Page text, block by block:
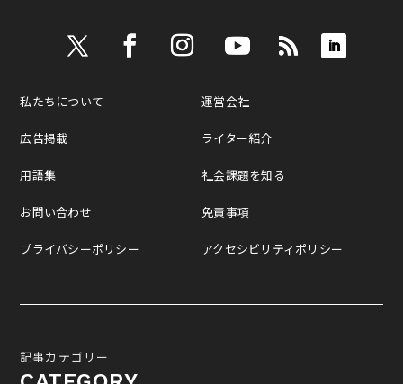
私たちについて
広告掲載
用語集
お問い合わせ
プライバシーポリシー
運営会社
ライター紹介
社会課題を知る
免責事項
アクセシビリティポリシー
記事カテゴリー